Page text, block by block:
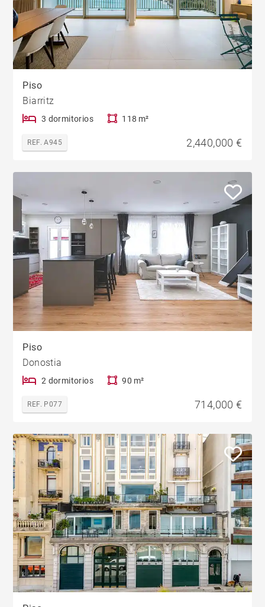
Piso
Biarritz
3 dormitorios 118 m²
REF. A945 2,440,000 €
Piso
Donostia
2 dormitorios 90 m²
REF. P077 714,000 €